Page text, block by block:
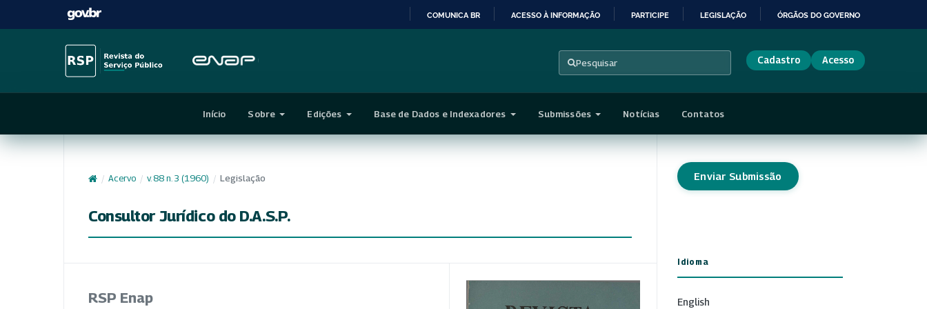
CONTEÚDO
COMUNICA BR ACESSO À INFORMAÇÃO PARTICIPE LEGISLAÇÃO ÓRGÃOS DO GOVERNO
Pesquisar Cadastro Acesso
Início Sobre Edições Base de Dados e Indexadores Submissões Notícias Contatos
/ Acervo / v. 88 n. 3 (1960) / Legislação
Consultor Jurídico do D.A.S.P.
RSP Enap
Enviar Submissão
Idioma
English